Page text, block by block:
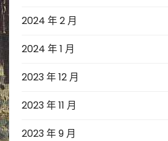
2024 年 2 月
2024 年 1 月
2023 年 12 月
2023 年 11 月
2023 年 9 月